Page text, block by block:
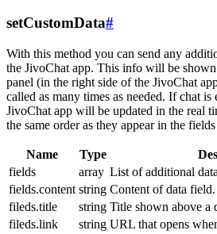
setCustomData#
With this method you can send any
the JivoChat app. This info will be
panel (in the right side of the JivoChat
called as many times as needed. If chat
JivoChat app will be updated in the real
the same order as they appear in the
Name Type
fields
array List of additional
fields.content string Content of data
fileds.title
string Title shown above a
fileds.link
string URL that opens